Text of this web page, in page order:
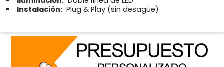
Instalación: Plug & Play (sin desagüe)